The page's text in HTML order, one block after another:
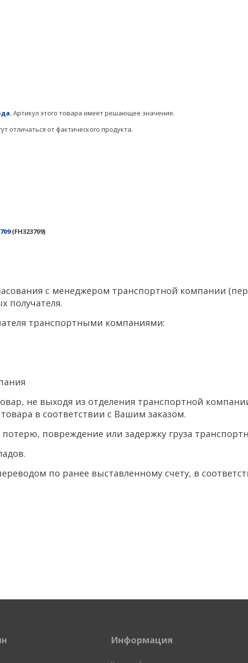
Артикул этого товара имеет решающее значение.
отличаться от фактического продукта.
(FH323709)
с менеджером транспортной компании
получателя.
транспортными компаниями:
не выходя из отделения транспортной
в соответствии с Вашим заказом.
потерю, повреждение или задержку груза
по ранее выставленному счету, в
Информация